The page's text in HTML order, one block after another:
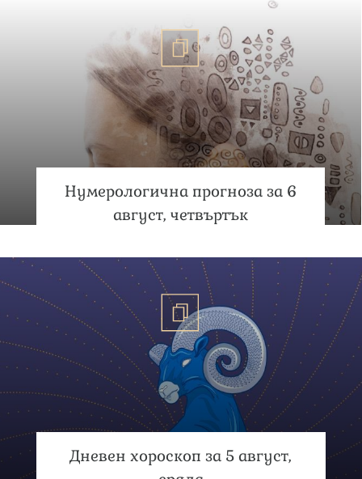
Нумерологична прогноза за 6
август, четвъртък
Дневен хороскоп за 5 август,